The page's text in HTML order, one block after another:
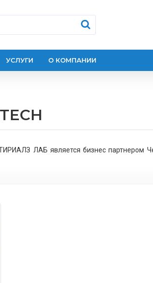
УСЛУГИ О КОМПАНИИ
ЛАБ является бизнес партнером